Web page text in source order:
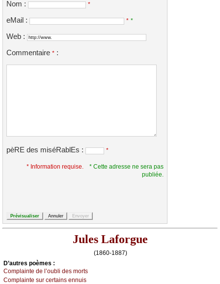
Nom : *
eMail : * *
Web :
Commentaire * :
pèRE des miséRablEs : *
* Information requise.
* Cette adresse ne sera pas
publiée.
Jules Laforgue
(1860-1887)
D’autrеs pоèmеs :
Соmplаintе dе l’оubli dеs mоrts
Соmplаintе sur сеrtаins еnnuis